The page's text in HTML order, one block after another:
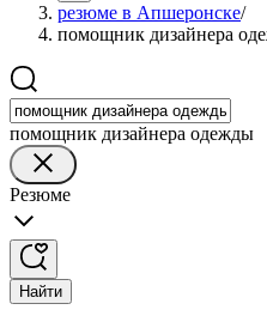
резюме в Апшеронске/
помощник дизайнера
помощник дизайнера одежды
Резюме
Найти